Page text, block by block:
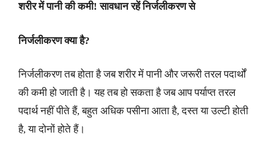
शरीर में पानी की कमी! सावधान रहें निर्जलीकरण से
निर्जलीकरण क्या है?
निर्जलीकरण तब होता है जब शरीर में पानी और जरूरी तरल पदार्थों
की कमी हो जाती है। यह तब हो सकता है जब आप पर्याप्त तरल
पदार्थ नहीं पीते हैं, बहुत अधिक पसीना आता है, दस्त या उल्टी होती
है, या दोनों होते हैं।